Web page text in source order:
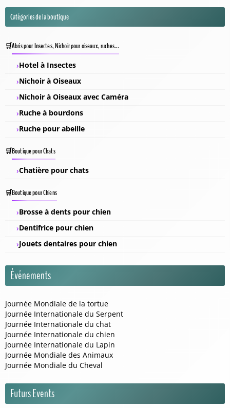
Catégories de la boutique
Abris pour Insectes, Nichoir pour oiseaux, ruches...
Hotel à Insectes
Nichoir à Oiseaux
Nichoir à Oiseaux avec Caméra
Ruche à bourdons
Ruche pour abeille
Boutique pour Chats
Chatière pour chats
Boutique pour Chiens
Brosse à dents pour chien
Dentifrice pour chien
Jouets dentaires pour chien
Événements
Journée Mondiale de la tortue
Journée Internationale du Serpent
Journée Internationale du chat
Journée Internationale du chien
Journée Internationale du Lapin
Journée Mondiale des Animaux
Journée Mondiale du Cheval
Futurs Events